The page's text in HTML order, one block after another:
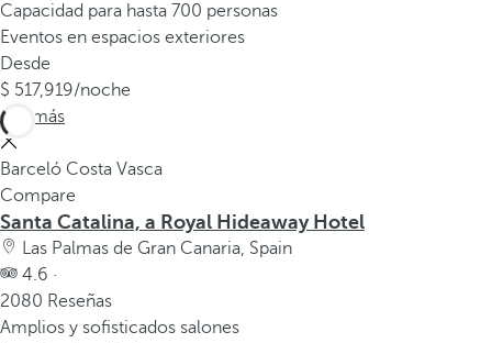
Capacidad para hasta 700 personas
Eventos en espacios exteriores
Desde
517,919/noche
Ver más
Barceló Costa Vasca
Compare
Santa Catalina, a Royal Hideaway Hotel
Las Palmas de Gran Canaria, Spain
4.6 ·
2080 Reseñas
Amplios y sofisticados salones